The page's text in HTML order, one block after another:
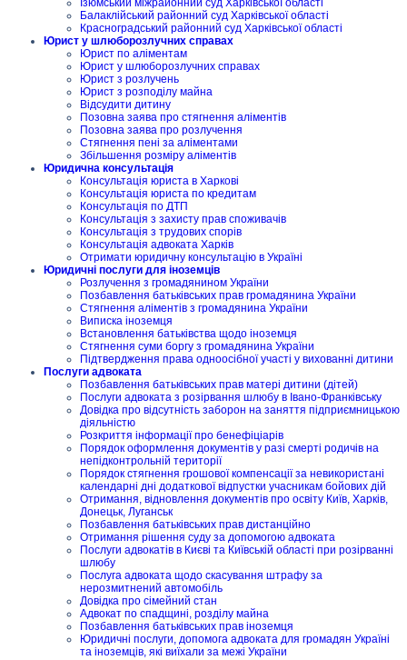
Ізюмський міжрайонний суд Харківської області
Балаклійський районний суд Харківської області
Красноградський районний суд Харківської області
Юрист у шлюборозлучних справах
Юрист по аліментам
Юрист у шлюборозлучних справах
Юрист з розлучень
Юрист з розподілу майна
Відсудити дитину
Позовна заява про стягнення аліментів
Позовна заява про розлучення
Стягнення пені за аліментами
Збільшення розміру аліментів
Юридична консультація
Консультація юриста в Харкові
Консультація юриста по кредитам
Консультація по ДТП
Консультація з захисту прав споживачів
Консультація з трудових спорів
Консультація адвоката Харків
Отримати юридичну консультацію в Україні
Юридичні послуги для іноземців
Розлучення з громадянином України
Позбавлення батьківських прав громадянина України
Стягнення аліментів з громадянина України
Виписка іноземця
Встановлення батьківства щодо іноземця
Стягнення суми боргу з громадянина України
Підтвердження права одноосібної участі у вихованні дитини
Послуги адвоката
Позбавлення батьківських прав матері дитини (дітей)
Послуги адвоката з розірвання шлюбу в Івано-Франківську
Довідка про відсутність заборон на заняття підприємницькою
діяльністю
Розкриття інформації про бенефіціарів
Порядок оформлення документів у разі смерті родичів на
непідконтрольній території
Порядок стягнення грошової компенсації за невикористані
календарні дні додаткової відпустки учасникам бойових дій
Отримання, відновлення документів про освіту Київ, Харків,
Донецьк, Луганськ
Позбавлення батьківських прав дистанційно
Отримання рішення суду за допомогою адвоката
Послуги адвокатів в Києві та Київській області при розірванні
шлюбу
Послуга адвоката щодо скасування штрафу за
нерозмитнений автомобіль
Довідка про сімейний стан
Адвокат по спадщині, розділу майна
Позбавлення батьківських прав іноземця
Юридичні послуги, допомога адвоката для громадян Україні
та іноземців, які виїхали за межі України